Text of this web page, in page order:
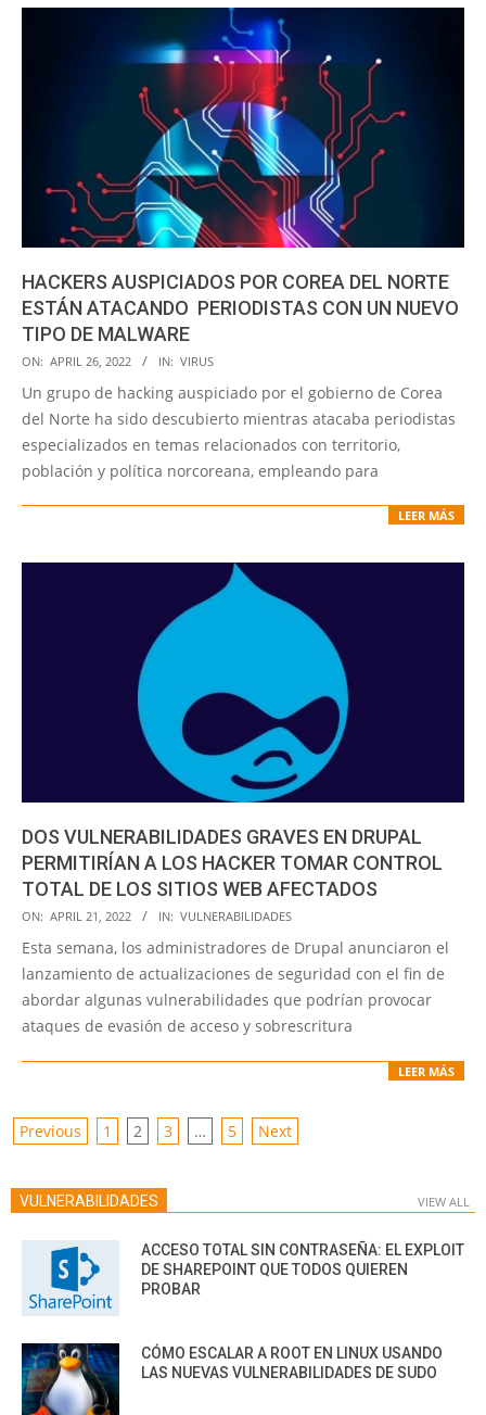
HACKERS AUSPICIADOS POR COREA DEL NORTE
ESTÁN ATACANDO PERIODISTAS CON UN NUEVO
TIPO DE MALWARE
2022-
04-
26
ON: APRIL 26, 2022 IN: VIRUS
Un grupo de hacking auspiciado por el gobierno de Corea
del Norte ha sido descubierto mientras atacaba periodistas
especializados en temas relacionados con territorio,
población y política norcoreana, empleando para
LEER MÁS
DOS VULNERABILIDADES GRAVES EN DRUPAL
PERMITIRÍAN A LOS HACKER TOMAR CONTROL
TOTAL DE LOS SITIOS WEB AFECTADOS
2022-
04-
21
ON: APRIL 21, 2022 IN: VULNERABILIDADES
Esta semana, los administradores de Drupal anunciaron el
lanzamiento de actualizaciones de seguridad con el fin de
abordar algunas vulnerabilidades que podrían provocar
ataques de evasión de acceso y sobrescritura
LEER MÁS
POSTS
Previous 1 2 3 … 5 Next
VULNERABILIDADES VIEW ALL
ACCESO TOTAL SIN CONTRASEÑA: EL EXPLOIT
DE SHAREPOINT QUE TODOS QUIEREN
PROBAR
CÓMO ESCALAR A ROOT EN LINUX USANDO
LAS NUEVAS VULNERABILIDADES DE SUDO